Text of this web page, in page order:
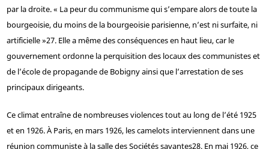
par la droite. « La peur du communisme qui s’empare alors de toute la
bourgeoisie, du moins de la bourgeoisie parisienne, n’est ni surfaite, ni
artificielle »27. Elle a même des conséquences en haut lieu, car le
gouvernement ordonne la perquisition des locaux des communistes et
de l’école de propagande de Bobigny ainsi que l’arrestation de ses
principaux dirigeants.
Ce climat entraîne de nombreuses violences tout au long de l’été 1925
et en 1926. À Paris, en mars 1926, les camelots interviennent dans une
réunion communiste à la salle des Sociétés savantes28. En mai 1926, ce